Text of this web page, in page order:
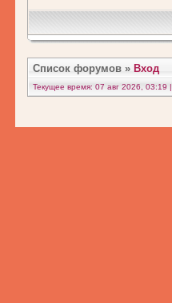
Список форумов » Вход
Текущее время: 07 авг 2026, 03:19